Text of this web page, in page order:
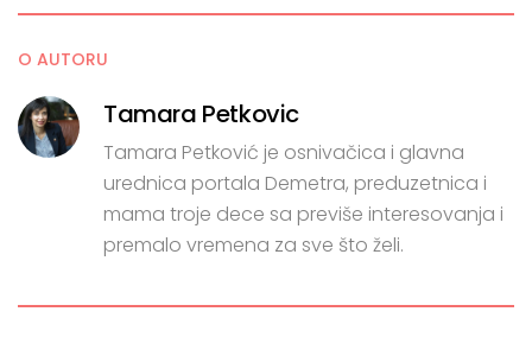
O AUTORU
Tamara Petkovic
Tamara Petković je osnivačica i glavna
urednica portala Demetra, preduzetnica i
mama troje dece sa previše interesovanja i
premalo vremena za sve što želi.